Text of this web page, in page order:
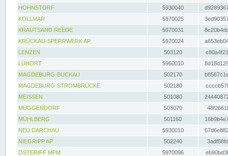
HOHNSTORF
5930040
KOLLMAR
5970025
KRAUTSAND REEDE
5970031
KRÜCKAU-SPERRWERK AP
5970024
LENZEN
503120
LÜHORT
5960010
MAGDEBURG-BUCKAU
502170
MAGDEBURG-STROMBRÜCKE
502180
MEISSEN
501080
MÜGGENDORF
503070
MÜHLBERG
501160
NEU DARCHAU
5930010
NIEGRIPP AP
502240
OSTERIFF MPM
5970096